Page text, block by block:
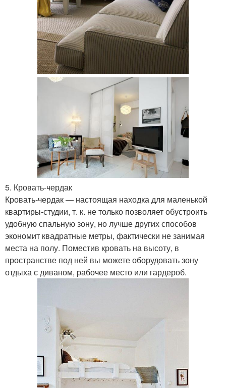
5. Кровать-чердак
Кровать-чердак — настоящая находка для маленькой
квартиры-студии, т. к. не только позволяет обустроить
удобную спальную зону, но лучше других способов
экономит квадратные метры, фактически не занимая
места на полу. Поместив кровать на высоту, в
пространстве под ней вы можете оборудовать зону
отдыха с диваном, рабочее место или гардероб.